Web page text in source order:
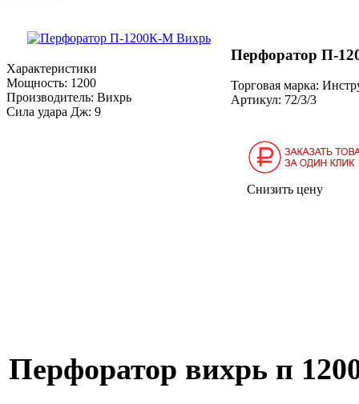
Характеристики
Мощность: 1200
Производитель: Вихрь
Сила удара Дж: 9
Перфоратор П-
Торговая марка:
Артикул: 72/3/3
Снизить цену
Перфоратор вихрь п